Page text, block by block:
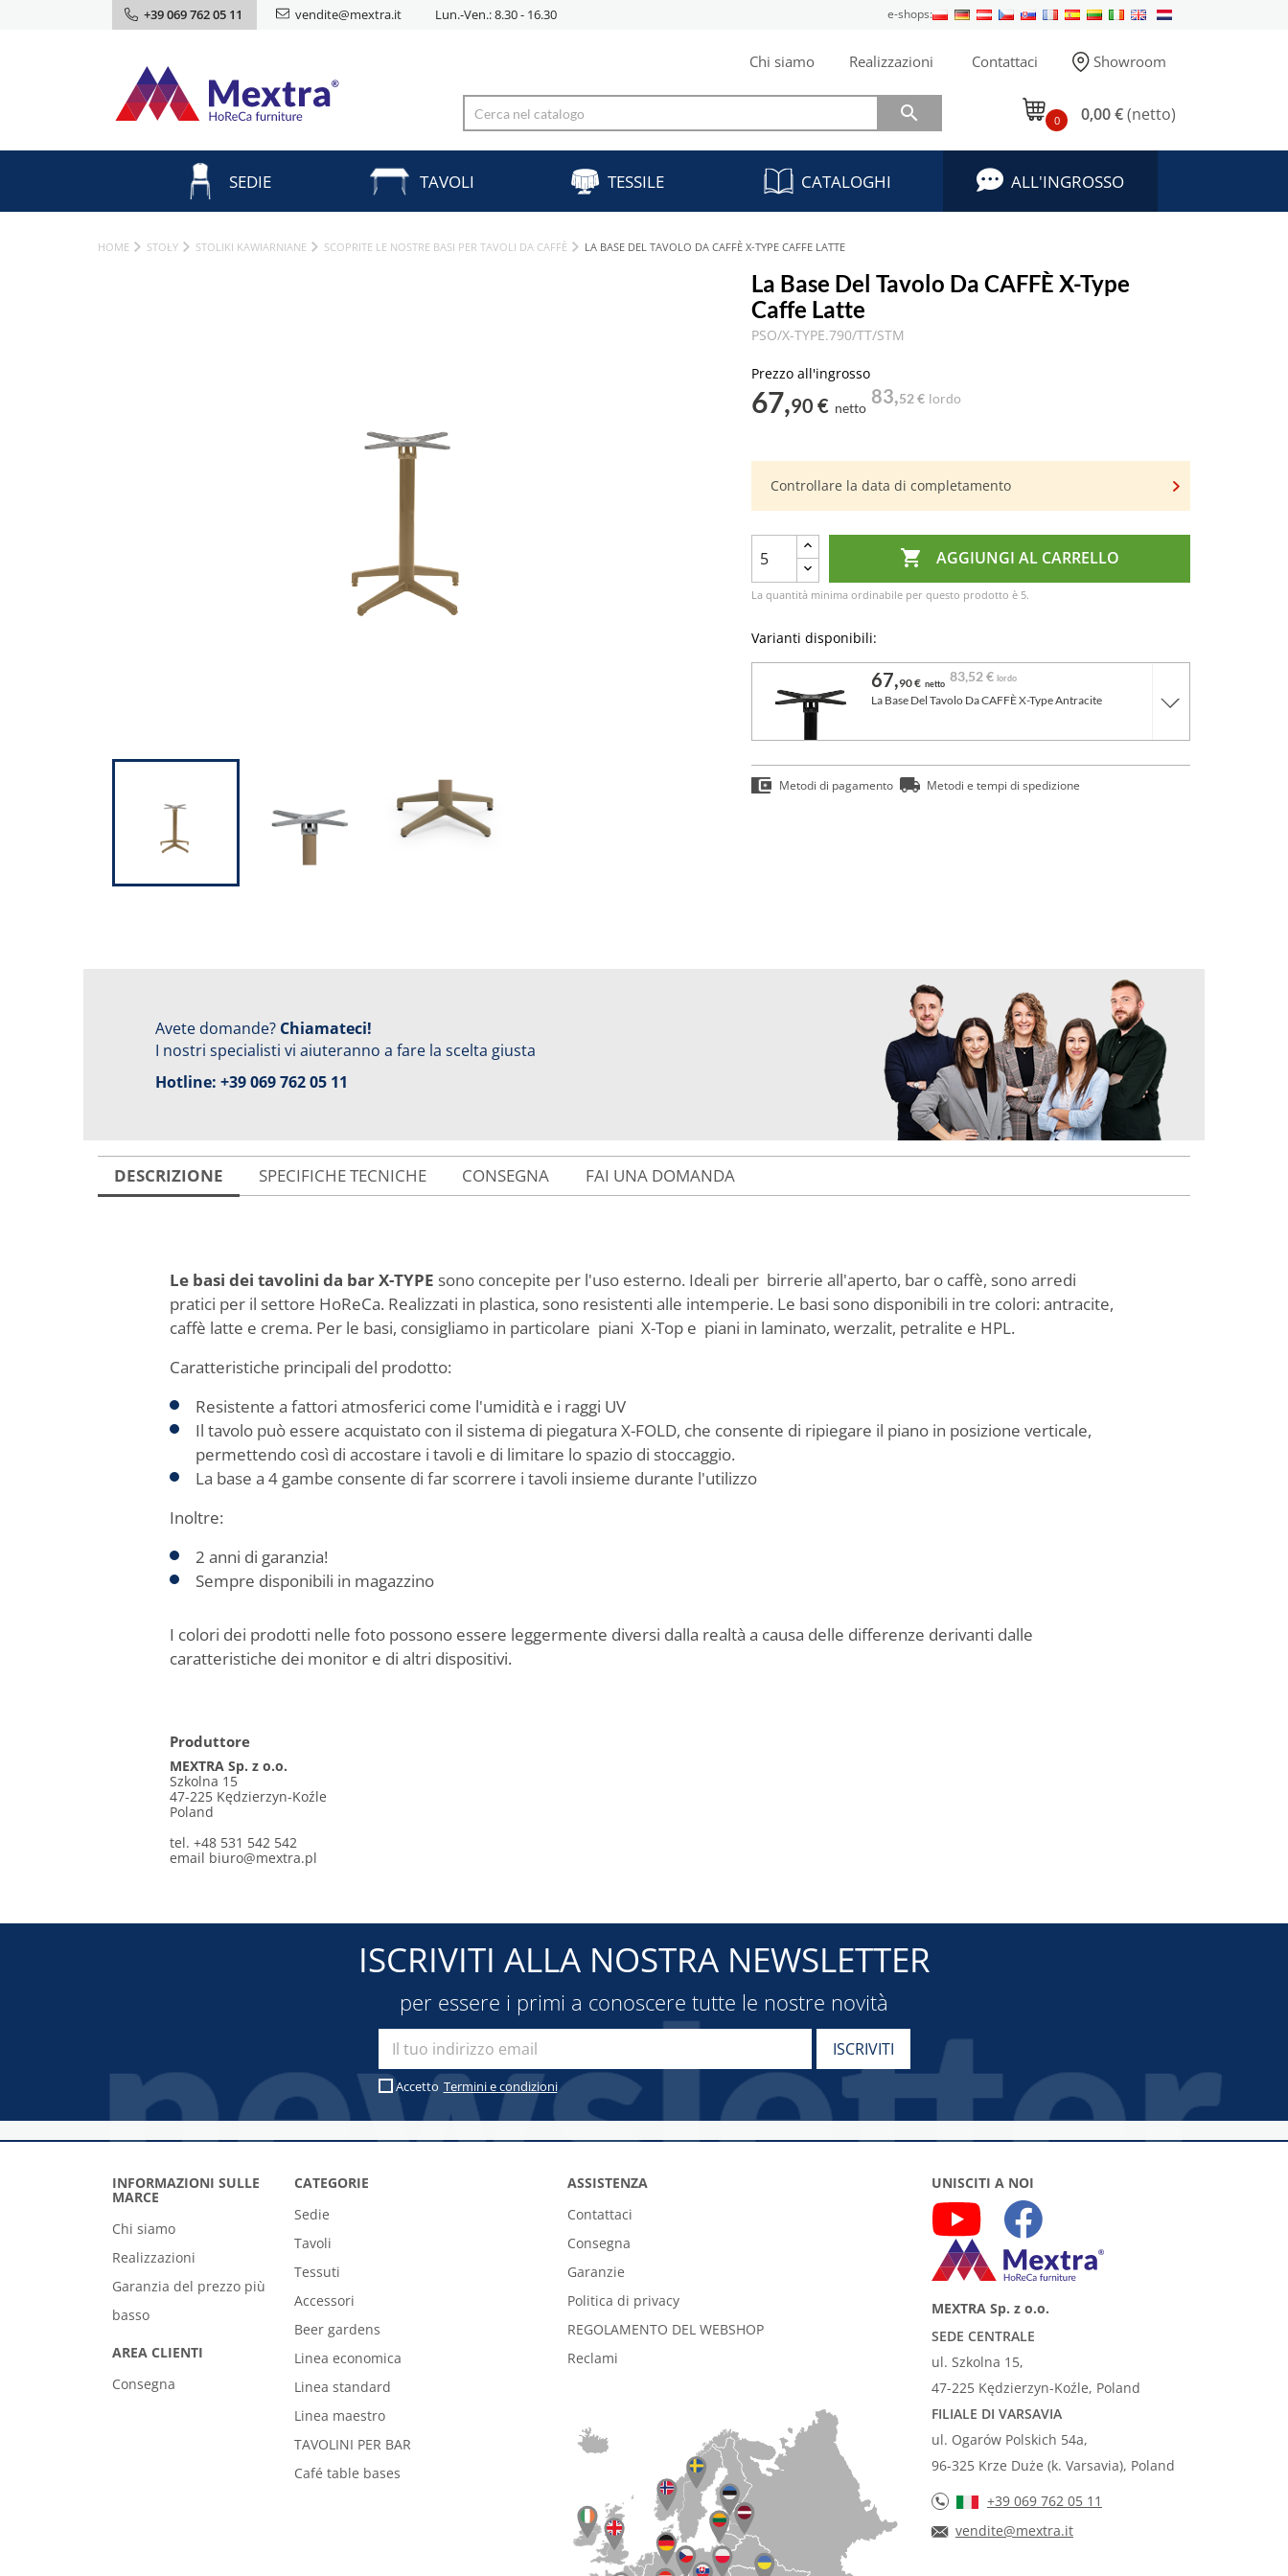
+39 069 762 05 11 vendite@mextra.it Lun.-Ven.: 8.30 - 16.30 e-shops:
Chi siamo Realizzazioni Contattaci Showroom
 0 0,00 €(netto)
SEDIE TAVOLI TESSILE CATALOGHI ALL'INGROSSO
HOME STOŁY STOLIKI KAWIARNIANE SCOPRITE LE NOSTRE BASI PER TAVOLI DA CAFFÈ LA BASE DEL TAVOLO DA CAFFÈ X-TYPE CAFFE LATTE
La Base Del Tavolo Da CAFFÈ X-Type
Caffe Latte
PSO/X-TYPE.790/TT/STM
Prezzo all'ingrosso
67,90 € netto
83,52 € lordo
Controllare la data di completamento
 AGGIUNGI AL CARRELLO
La quantità minima ordinabile per questo prodotto è 5.
Varianti disponibili:
67,90 € netto 83,52 € lordo
La Base Del Tavolo Da CAFFÈ X-Type Antracite
Metodi di pagamento Metodi e tempi di spedizione
Avete domande? Chiamateci!
I nostri specialisti vi aiuteranno a fare la scelta giusta
Hotline: +39 069 762 05 11
DESCRIZIONE SPECIFICHE TECNICHE CONSEGNA FAI UNA DOMANDA
Le basi dei tavolini da bar X-TYPE sono concepite per l'uso esterno. Ideali per birrerie all'aperto, bar o caffè, sono arredi
pratici per il settore HoReCa. Realizzati in plastica, sono resistenti alle intemperie. Le basi sono disponibili in tre colori: antracite,
caffè latte e crema. Per le basi, consigliamo in particolare piani X-Top e piani in laminato, werzalit, petralite e HPL.
Caratteristiche principali del prodotto:
Resistente a fattori atmosferici come l'umidità e i raggi UV
Il tavolo può essere acquistato con il sistema di piegatura X-FOLD, che consente di ripiegare il piano in posizione verticale,
permettendo così di accostare i tavoli e di limitare lo spazio di stoccaggio.
La base a 4 gambe consente di far scorrere i tavoli insieme durante l'utilizzo
Inoltre:
2 anni di garanzia!
Sempre disponibili in magazzino
I colori dei prodotti nelle foto possono essere leggermente diversi dalla realtà a causa delle differenze derivanti dalle
caratteristiche dei monitor e di altri dispositivi.
Produttore
MEXTRA Sp. z o.o.
Szkolna 15
47-225 Kędzierzyn-Koźle
Poland
tel. +48 531 542 542
email biuro@mextra.pl
ISCRIVITI ALLA NOSTRA NEWSLETTER
per essere i primi a conoscere tutte le nostre novità
Accetto Termini e condizioni
INFORMAZIONI SULLE
MARCE
Chi siamo
Realizzazioni
Garanzia del prezzo più
basso
AREA CLIENTI
Consegna
CATEGORIE
Sedie
Tavoli
Tessuti
Accessori
Beer gardens
Linea economica
Linea standard
Linea maestro
TAVOLINI PER BAR
Café table bases
ASSISTENZA
Contattaci
Consegna
Garanzie
Politica di privacy
REGOLAMENTO DEL WEBSHOP
Reclami
UNISCITI A NOI
MEXTRA Sp. z o.o.
SEDE CENTRALE
ul. Szkolna 15,
47-225 Kędzierzyn-Koźle, Poland
FILIALE DI VARSAVIA
ul. Ogarów Polskich 54a,
96-325 Krze Duże (k. Varsavia), Poland
+39 069 762 05 11
vendite@mextra.it